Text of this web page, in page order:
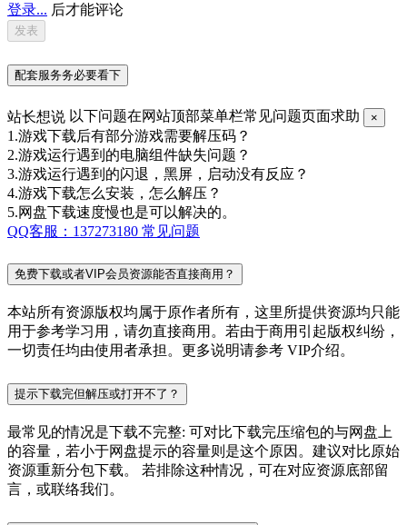
登录... 后才能评论
配套服务务必要看下
站长想说 以下问题在网站顶部菜单栏常见问题页面求助 ×
1.游戏下载后有部分游戏需要解压码？
2.游戏运行遇到的电脑组件缺失问题？
3.游戏运行遇到的闪退，黑屏，启动没有反应？
4.游戏下载怎么安装，怎么解压？
5.网盘下载速度慢也是可以解决的。
QQ客服：137273180 常见问题
免费下载或者VIP会员资源能否直接商用？
本站所有资源版权均属于原作者所有，这里所提供资源均只能
用于参考学习用，请勿直接商用。若由于商用引起版权纠纷，
一切责任均由使用者承担。更多说明请参考 VIP介绍。
提示下载完但解压或打开不了？
最常见的情况是下载不完整: 可对比下载完压缩包的与网盘上
的容量，若小于网盘提示的容量则是这个原因。建议对比原始
资源重新分包下载。 若排除这种情况，可在对应资源底部留
言，或联络我们。